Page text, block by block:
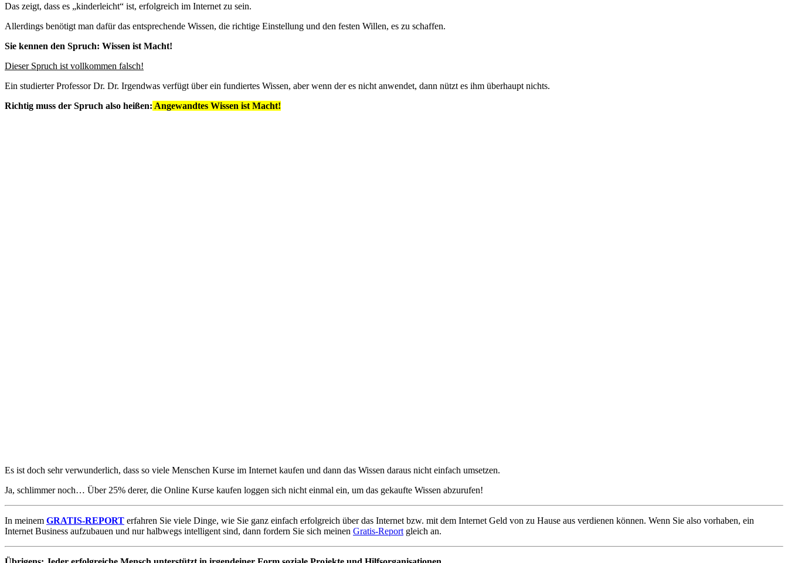
Das zeigt, dass es „kinderleicht“ ist, erfolgreich im Internet zu sein.
Allerdings benötigt man dafür das entsprechende Wissen, die richtige Einstellung und den festen Willen, es zu schaffen.
Sie kennen den Spruch: Wissen ist Macht!
Dieser Spruch ist vollkommen falsch!
Ein studierter Professor Dr. Dr. Irgendwas verfügt über ein fundiertes Wissen, aber wenn der es nicht anwendet, dann nützt es ihm überhaupt nichts.
Richtig muss der Spruch also heißen: Angewandtes Wissen ist Macht!
Es ist doch sehr verwunderlich, dass so viele Menschen Kurse im Internet kaufen und dann das Wissen daraus nicht einfach umsetzen.
Ja, schlimmer noch… Über 25% derer, die Online Kurse kaufen loggen sich nicht einmal ein, um das gekaufte Wissen abzurufen!
In meinem GRATIS-REPORT erfahren Sie viele Dinge, wie Sie ganz einfach erfolgreich über das Internet bzw. mit dem Internet Geld von zu Hause aus verdienen können. Wenn Sie also vorhaben, ein
Internet Business aufzubauen und nur halbwegs intelligent sind, dann fordern Sie sich meinen Gratis-Report gleich an.